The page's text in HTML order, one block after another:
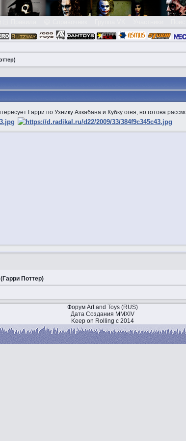
Гарри по Узнику Азкабана и Кубку огня, но готова
Поттер)
Форум Art and Toys (RUS)
Дата Создания MMXIV
Keep on Rolling с 2014